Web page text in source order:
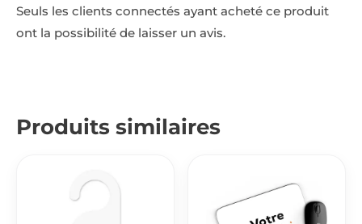
Seuls les clients connectés ayant acheté ce produit
ont la possibilité de laisser un avis.
Produits similaires